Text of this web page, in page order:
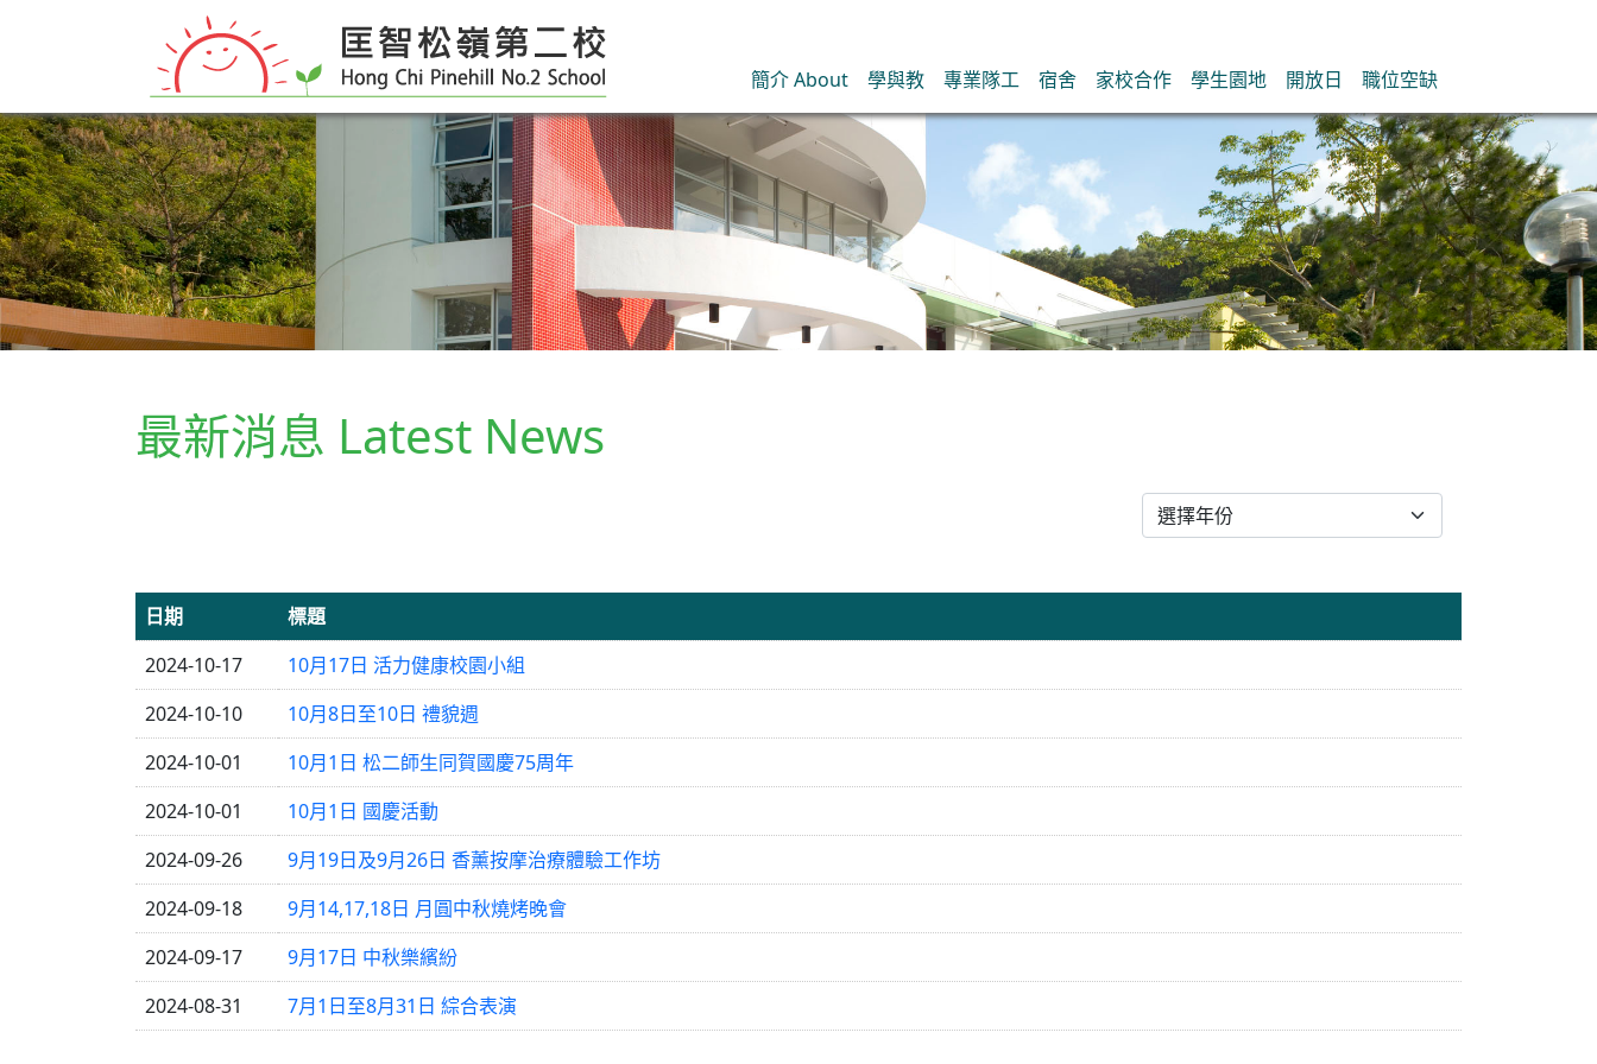
簡介 About 學與教 專業隊工 宿舍 家校合作 學生園地 開放日 職位空缺
最新消息 Latest News
日期
標題
2024-10-17
10月17日 活力健康校園小組
2024-10-10
10月8日至10日 禮貌週
2024-10-01
10月1日 松二師生同賀國慶75周年
2024-10-01
10月1日 國慶活動
2024-09-26
9月19日及9月26日 香薰按摩治療體驗工作坊
2024-09-18
9月14,17,18日 月圓中秋燒烤晚會
2024-09-17
9月17日 中秋樂繽紛
2024-08-31
7月1日至8月31日 綜合表演